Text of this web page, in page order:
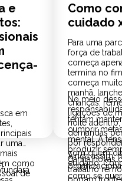
e
em
uma
como
de
Como
cuidado
Para uma
força de
começa
termina no
começa
manhã,
crianças,
ligações de
noite
demandas
por
com quem
cuidado.
No meio
tentam
cumprir
mental. A
produzir
ganha novas
trabalho
Ainda assim,
como se